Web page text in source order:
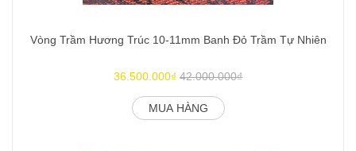
Vòng Trầm Hương Trúc 10-11mm Banh Đỏ Trầm Tự Nhiên
36.500.000₫ 42.000.000₫
MUA HÀNG